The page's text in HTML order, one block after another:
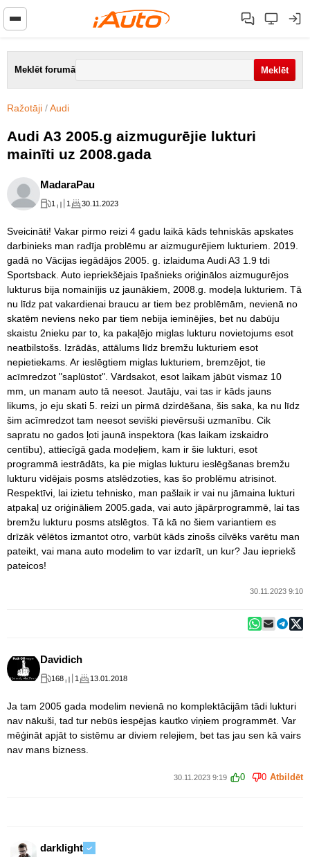
Meklēt forumā
Ražotāji /Audi
Audi A3 2005.g aizmugurējie lukturi
mainīti uz 2008.gada
MadaraPau
1 1 30.11.2023
Sveicināti! Vakar pirmo reizi 4 gadu laikā kāds tehniskās apskates
darbinieks man radīja problēmu ar aizmugurējiem lukturiem. 2019.
gadā no Vācijas iegādājos 2005. g. izlaiduma Audi A3 1.9 tdi
Sportsback. Auto iepriekšējais īpašnieks oriģinālos aizmugurējos
lukturus bija nomainījis uz jaunākiem, 2008.g. modeļa lukturiem. Tā
nu līdz pat vakardienai braucu ar tiem bez problēmām, nevienā no
skatēm neviens neko par tiem nebija ieminējies, bet nu dabūju
skaistu 2nieku par to, ka pakaļējo miglas lukturu novietojums esot
neatbilstošs. Izrādās, attālums līdz bremžu lukturiem esot
nepietiekams. Ar ieslēgtiem miglas lukturiem, bremzējot, tie
acīmredzot "saplūstot". Vārdsakot, esot laikam jābūt vismaz 10
mm, un manam auto tā neesot. Jautāju, vai tas ir kāds jauns
likums, jo eju skati 5. reizi un pirmā dzirdēšana, šis saka, ka nu līdz
šim acīmredzot tam neesot seviški pievērsuši uzmanību. Cik
sapratu no gados ļoti jaunā inspektora (kas laikam izskaidro
centību), attiecīgā gada modeļiem, kam ir šie lukturi, esot
programmā iestrādāts, ka pie miglas lukturu ieslēgšanas bremžu
lukturu vidējais posms atslēdzoties, kas šo problēmu atrisinot.
Respektīvi, lai izietu tehnisko, man pašlaik ir vai nu jāmaina lukturi
atpakaļ uz oriģināliem 2005.gada, vai auto jāpārprogrammē, lai tas
bremžu lukturu posms atslēgtos. Tā kā no šiem variantiem es
drīzāk vēlētos izmantot otro, varbūt kāds zinošs cilvēks varētu man
pateikt, vai mana auto modelim to var izdarīt, un kur? Jau iepriekš
pateicos!
30.11.2023 9:10
Davidich
168 1 13.01.2018
Ja tam 2005 gada modelim nevienā no komplektācijām tādi lukturi
nav nākuši, tad tur nebūs iespējas kautko viņiem programmēt. Var
mēģināt apjāt to sistēmu ar diviem relejiem, bet tas jau sen kā vairs
nav mans bizness.
30.11.2023 9:19 0 0 Atbildēt
darklight